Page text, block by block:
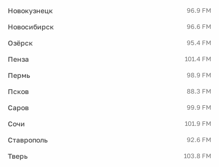
Новокузнецк 96.9 FM
Новосибирск 96.6 FM
Озёрск 95.4 FM
Пенза 101.4 FM
Пермь 98.9 FM
Псков 88.3 FM
Саров 99.9 FM
Сочи 101.9 FM
Ставрополь 92.6 FM
Тверь 103.8 FM